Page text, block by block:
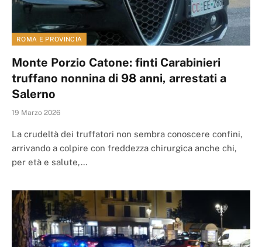
ROMA E PROVINCIA
Monte Porzio Catone: finti Carabinieri
truffano nonnina di 98 anni, arrestati a
Salerno
19 Marzo 2026
La crudeltà dei truffatori non sembra conoscere confini,
arrivando a colpire con freddezza chirurgica anche chi,
per età e salute,…